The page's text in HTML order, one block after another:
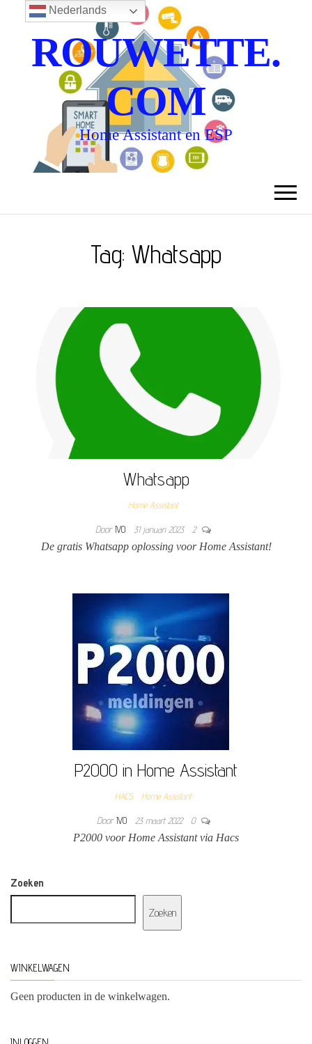
ROUWETTE.
COM
Home Assistant en ESP
Tag: Whatsapp
Whatsapp
Home Assistant
Door IVO 31 januari 2023 2
De gratis Whatsapp oplossing voor Home Assistant!
P2000 in Home Assistant
HACS Home Assistant
Door IVO 23 maart 2022 0
P2000 voor Home Assistant via Hacs
Zoeken
Zoeken
WINKELWAGEN
Geen producten in de winkelwagen.
Nederlands